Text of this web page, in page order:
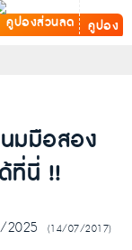
คูปอง
มมือสอง
ที่นี่ !!
2025 (14/07/2017)